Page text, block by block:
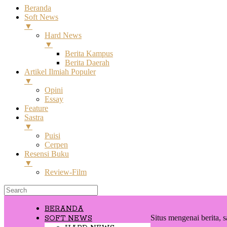
Beranda
Soft News
▼
Hard News
▼
Berita Kampus
Berita Daerah
Artikel Ilmiah Populer
▼
Opini
Essay
Feature
Sastra
▼
Puisi
Cerpen
Resensi Buku
▼
Review-Film
BERANDA
SOFT NEWS
Situs mengenai berita,